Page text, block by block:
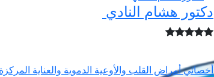
دكتور هشام النادي
أخصائي أمراض القلب والأوعية الدموية والعناية المركزة